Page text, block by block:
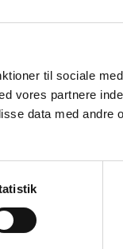
til sociale
vores partnere
data med andre